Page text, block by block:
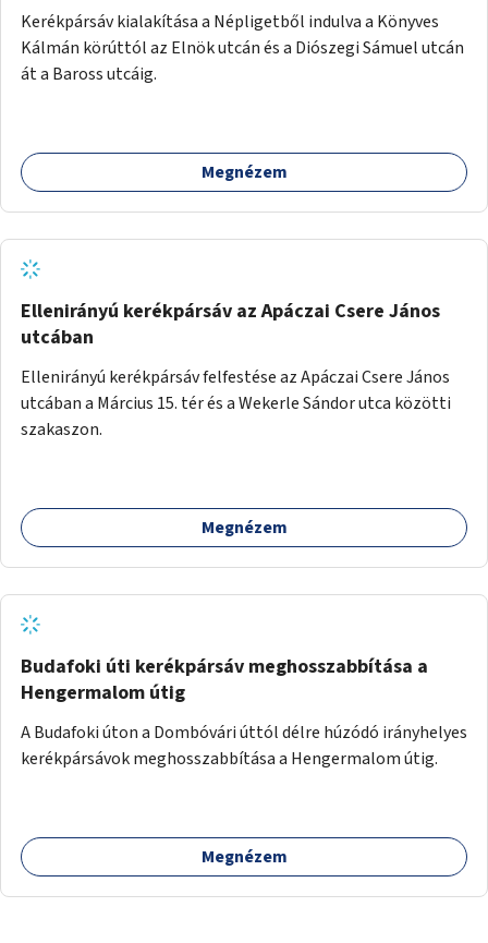
Kerékpársáv kialakítása a Népligetből indulva a Könyves
Kálmán körúttól az Elnök utcán és a Diószegi Sámuel utcán
át a Baross utcáig.
Megnézem
Ellenirányú kerékpársáv az Apáczai Csere János
utcában
Ellenirányú kerékpársáv felfestése az Apáczai Csere János
utcában a Március 15. tér és a Wekerle Sándor utca közötti
szakaszon.
Megnézem
Budafoki úti kerékpársáv meghosszabbítása a
Hengermalom útig
A Budafoki úton a Dombóvári úttól délre húzódó irányhelyes
kerékpársávok meghosszabbítása a Hengermalom útig.
Megnézem